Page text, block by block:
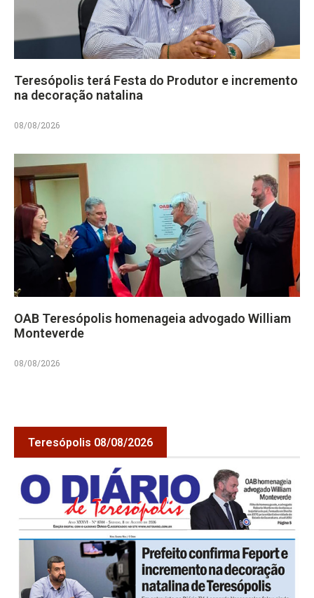
Teresópolis terá Festa do Produtor e incremento
na decoração natalina
08/08/2026
OAB Teresópolis homenageia advogado William
Monteverde
08/08/2026
Teresópolis 08/08/2026